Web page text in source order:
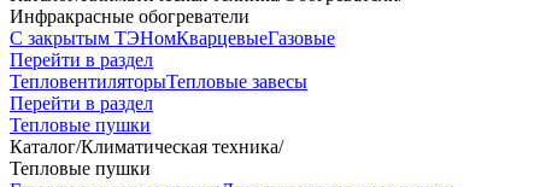
Инфракрасные обогреватели
С закрытым ТЭНомКварцевыеГазовые
Перейти в раздел
ТепловентиляторыТепловые завесы
Перейти в раздел
Тепловые пушки
Каталог/Климатическая техника/
Тепловые пушки